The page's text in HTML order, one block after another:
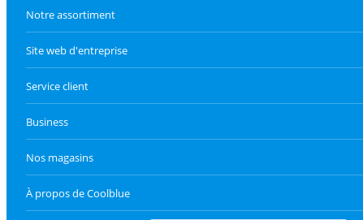
Notre assortiment
Site web d'entreprise
Service client
Business
Nos magasins
À propos de Coolblue